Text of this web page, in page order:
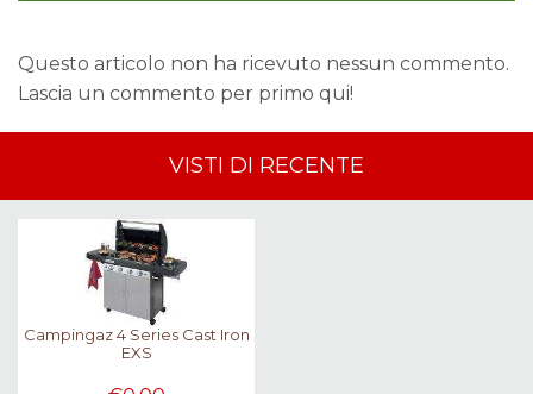
Questo articolo non ha ricevuto nessun commento.
Lascia un commento per primo qui!
VISTI DI RECENTE
Campingaz 4 Series Cast Iron
EXS